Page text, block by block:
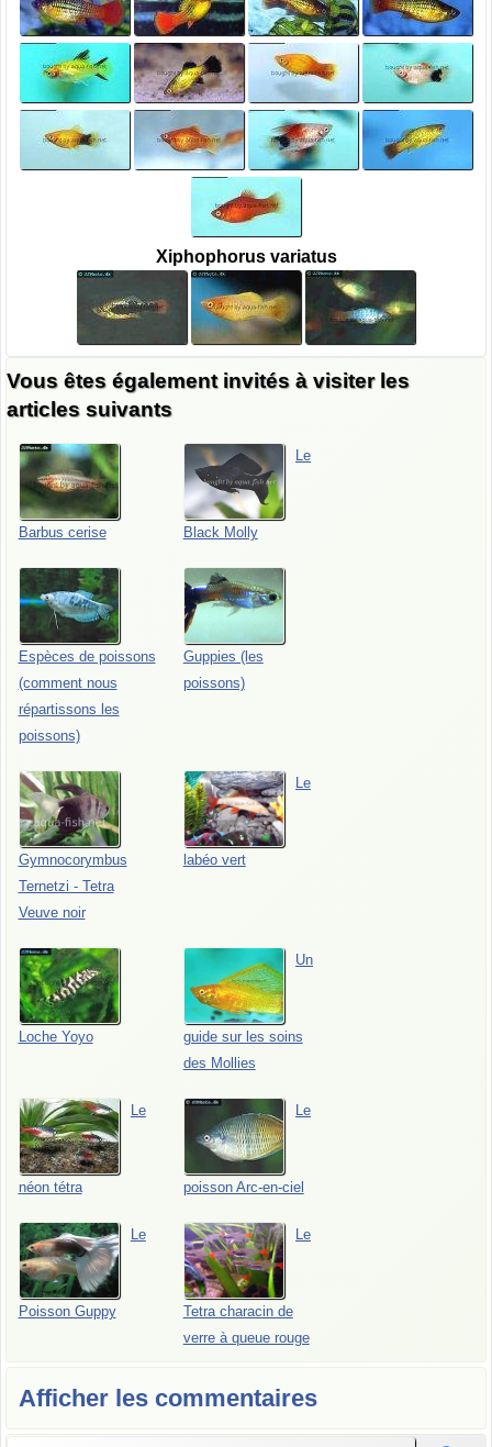
Xiphophorus variatus
Vous êtes également invités à visiter les
articles suivants
Barbus cerise
Le
Black Molly
Espèces de poissons
(comment nous
répartissons les
poissons)
Guppies (les
poissons)
Gymnocorymbus
Ternetzi - Tetra
Veuve noir
Le
labéo vert
Loche Yoyo
Un
guide sur les soins
des Mollies
Le
néon tétra
Le
poisson Arc-en-ciel
Le
Poisson Guppy
Le
Tetra characin de
verre à queue rouge
Afficher les commentaires